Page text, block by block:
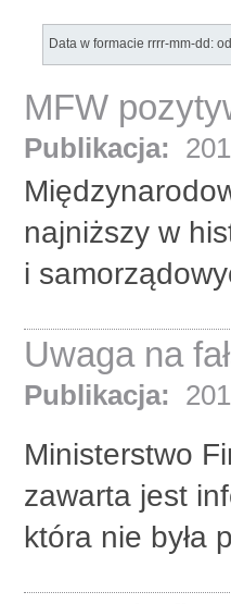
Data w formacie rrrr-mm-dd: od
MFW
Publikacja:
najniższy w
i
Uwaga na
Publikacja:
Ministerstwo
zawarta jest
która nie była